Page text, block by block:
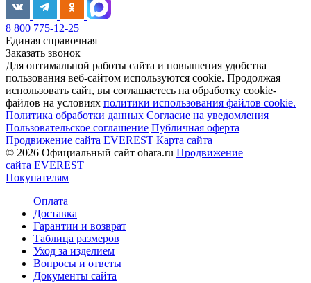
8 800 775-12-25
Единая справочная
Заказать звонок
Для оптимальной работы сайта и повышения удобства
пользования веб-сайтом используются cookie. Продолжая
использовать сайт, вы соглашаетесь на обработку cookie-
файлов на условиях политики использования файлов cookie.
Политика обработки данных Согласие на уведомления
Пользовательское соглашение Публичная оферта
Продвижение сайта EVEREST Карта сайта
© 2026 Официальный сайт ohara.ru Продвижение
сайта EVEREST
Покупателям
Оплата
Доставка
Гарантии и возврат
Таблица размеров
Уход за изделием
Вопросы и ответы
Документы сайта